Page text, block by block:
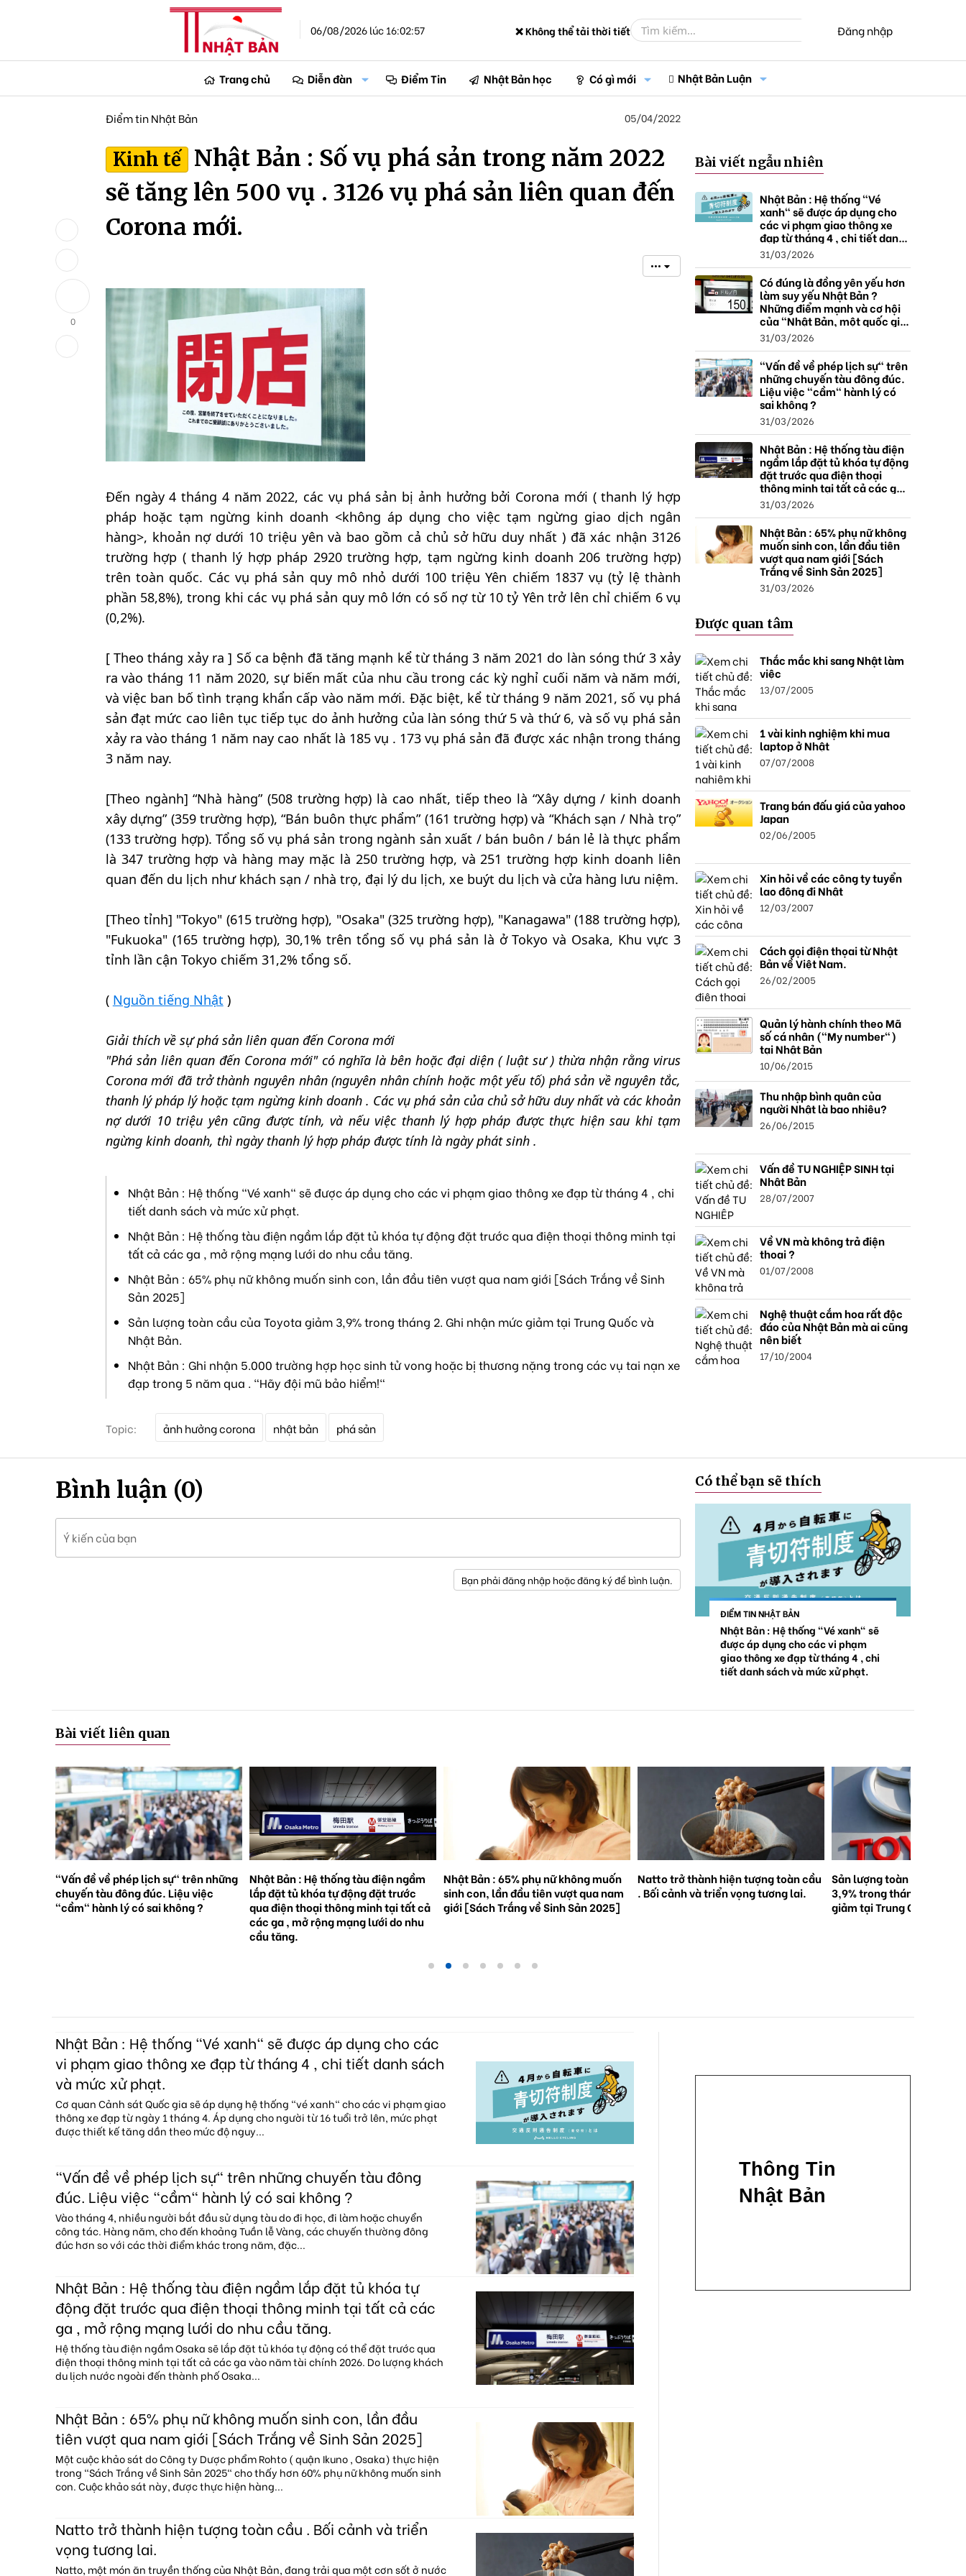
06/08/2026 lúc 16:02:57 ❌ Không thể tải thời tiết Đăng nhập
Trang chủ Diễn đàn Điểm Tin Nhật Bản học Có gì mới Nhật Bản Luận
0
Điểm tin Nhật Bản 05/04/2022
Kinh tế
Nhật Bản : Số vụ phá sản trong năm 2022
sẽ tăng lên 500 vụ . 3126 vụ phá sản liên quan đến
Corona mới.
•••
Đến ngày 4 tháng 4 năm 2022, các vụ phá sản bị ảnh hưởng bởi Corona mới ( thanh lý hợp
pháp hoặc tạm ngừng kinh doanh <không áp dụng cho việc tạm ngừng giao dịch ngân
hàng>, khoản nợ dưới 10 triệu yên và bao gồm cả chủ sở hữu duy nhất ) đã xác nhận 3126
trường hợp ( thanh lý hợp pháp 2920 trường hợp, tạm ngừng kinh doanh 206 trường hợp)
trên toàn quốc. Các vụ phá sản quy mô nhỏ dưới 100 triệu Yên chiếm 1837 vụ (tỷ lệ thành
phần 58,8%), trong khi các vụ phá sản quy mô lớn có số nợ từ 10 tỷ Yên trở lên chỉ chiếm 6 vụ
(0,2%).
[ Theo tháng xảy ra ] Số ca bệnh đã tăng mạnh kể từ tháng 3 năm 2021 do làn sóng thứ 3 xảy
ra vào tháng 11 năm 2020, sự biến mất của nhu cầu trong các kỳ nghỉ cuối năm và năm mới,
và việc ban bố tình trạng khẩn cấp vào năm mới. Đặc biệt, kể từ tháng 9 năm 2021, số vụ phá
sản đạt mức cao liên tục tiếp tục do ảnh hưởng của làn sóng thứ 5 và thứ 6, và số vụ phá sản
xảy ra vào tháng 1 năm nay cao nhất là 185 vụ . 173 vụ phá sản đã được xác nhận trong tháng
3 năm nay.
[Theo ngành] “Nhà hàng” (508 trường hợp) là cao nhất, tiếp theo là “Xây dựng / kinh doanh
xây dựng” (359 trường hợp), “Bán buôn thực phẩm” (161 trường hợp) và “Khách sạn / Nhà trọ”
(133 trường hợp). Tổng số vụ phá sản trong ngành sản xuất / bán buôn / bán lẻ là thực phẩm
là 347 trường hợp và hàng may mặc là 250 trường hợp, và 251 trường hợp kinh doanh liên
quan đến du lịch như khách sạn / nhà trọ, đại lý du lịch, xe buýt du lịch và cửa hàng lưu niệm.
[Theo tỉnh] "Tokyo" (615 trường hợp), "Osaka" (325 trường hợp), "Kanagawa" (188 trường hợp),
"Fukuoka" (165 trường hợp), 30,1% trên tổng số vụ phá sản là ở Tokyo và Osaka, Khu vực 3
tỉnh lần cận Tokyo chiếm 31,2% tổng số.
( Nguồn tiếng Nhật )
Giải thích về sự phá sản liên quan đến Corona mới
"Phá sản liên quan đến Corona mới" có nghĩa là bên hoặc đại diện ( luật sư ) thừa nhận rằng virus
Corona mới đã trở thành nguyên nhân (nguyên nhân chính hoặc một yếu tố) phá sản về nguyên tắc,
thanh lý pháp lý hoặc tạm ngừng kinh doanh . Các vụ phá sản của chủ sở hữu duy nhất và các khoản
nợ dưới 10 triệu yên cũng được tính, và nếu việc thanh lý hợp pháp được thực hiện sau khi tạm
ngừng kinh doanh, thì ngày thanh lý hợp pháp được tính là ngày phát sinh .
Nhật Bản : Hệ thống "Vé xanh" sẽ được áp dụng cho các vi phạm giao thông xe đạp từ tháng 4 , chi
tiết danh sách và mức xử phạt.
Nhật Bản : Hệ thống tàu điện ngầm lắp đặt tủ khóa tự động đặt trước qua điện thoại thông minh tại
tất cả các ga , mở rộng mạng lưới do nhu cầu tăng.
Nhật Bản : 65% phụ nữ không muốn sinh con, lần đầu tiên vượt qua nam giới [Sách Trắng về Sinh
Sản 2025]
Sản lượng toàn cầu của Toyota giảm 3,9% trong tháng 2. Ghi nhận mức giảm tại Trung Quốc và
Nhật Bản.
Nhật Bản : Ghi nhận 5.000 trường hợp học sinh tử vong hoặc bị thương nặng trong các vụ tai nạn xe
đạp trong 5 năm qua . "Hãy đội mũ bảo hiểm!"
Topic:
a
ảnh hưởng corona nhật bản phá sản
Bài viết ngẫu nhiên
Nhật Bản : Hệ thống "Vé
xanh" sẽ được áp dụng cho
các vi phạm giao thông xe
đạp từ tháng 4 , chi tiết danh
sách và mức xử phạt.
31/03/2026
Có đúng là đồng yên yếu hơn
làm suy yếu Nhật Bản ?
Những điểm mạnh và cơ hội
của "Nhật Bản, một quốc gia
thặng dư".
31/03/2026
"Vấn đề về phép lịch sự" trên
những chuyến tàu đông đúc.
Liệu việc "cầm" hành lý có
sai không ?
31/03/2026
Nhật Bản : Hệ thống tàu điện
ngầm lắp đặt tủ khóa tự động
đặt trước qua điện thoại
thông minh tại tất cả các ga ,
mở rộng mạng lưới do nhu
cầu tăng.
31/03/2026
Nhật Bản : 65% phụ nữ không
muốn sinh con, lần đầu tiên
vượt qua nam giới [Sách
Trắng về Sinh Sản 2025]
31/03/2026
Được quan tâm
Thắc mắc khi sang Nhật làm
việc
13/07/2005
1 vài kinh nghiệm khi mua
laptop ở Nhật
07/07/2008
Trang bán đấu giá của yahoo
Japan
02/06/2005
Xin hỏi về các công ty tuyển
lao động đi Nhật
12/03/2007
Cách gọi điện thọai từ Nhật
Bản về Việt Nam.
26/02/2005
Quản lý hành chính theo Mã
số cá nhân ("My number")
tại Nhật Bản
10/06/2015
Thu nhập bình quân của
người Nhật là bao nhiêu?
26/06/2015
Vấn đề TU NGHIỆP SINH tại
Nhật Bản
28/07/2007
Về VN mà không trả điện
thoại ?
01/07/2008
Nghệ thuật cắm hoa rất độc
đáo của Nhật Bản mà ai cũng
nên biết
17/10/2004
Bình luận (0)
Ý kiến của bạn
Bạn phải đăng nhập hoặc đăng ký để bình luận.
Có thể bạn sẽ thích
ĐIỂM TIN NHẬT BẢN
Nhật Bản : Hệ thống "Vé xanh" sẽ
được áp dụng cho các vi phạm
giao thông xe đạp từ tháng 4 , chi
tiết danh sách và mức xử phạt.
Bài viết liên quan
Nhật Bản : Hệ thống tàu điện ngầm
lắp đặt tủ khóa tự động đặt trước
qua điện thoại thông minh tại tất cả
Nhật Bản : 65% phụ nữ không muốn
sinh con, lần đầu tiên vượt qua nam
giới [Sách Trắng về Sinh Sản 2025]
Natto trở thành hiện tượng toàn cầu
. Bối cảnh và triển vọng tương lai.
Sản lượng toàn cầu của Toyota giảm
3,9% trong tháng 2. Ghi nhận mức
Nhật Bản : Ghi nhận
hợp học sinh tử vong
nặng trong các vụ tai nạn
Nhật Bản : Hệ thống "Vé xanh" sẽ được áp dụng cho các
vi phạm giao thông xe đạp từ tháng 4 , chi tiết danh sách
và mức xử phạt.
Cơ quan Cảnh sát Quốc gia sẽ áp dụng hệ thống "vé xanh" cho các vi phạm giao
thông xe đạp từ ngày 1 tháng 4. Áp dụng cho người từ 16 tuổi trở lên, mức phạt
được thiết kế tăng dần theo mức độ nguy...
"Vấn đề về phép lịch sự" trên những chuyến tàu đông
đúc. Liệu việc "cầm" hành lý có sai không ?
Vào tháng 4, nhiều người bắt đầu sử dụng tàu do đi học, đi làm hoặc chuyển
công tác. Hàng năm, cho đến khoảng Tuần lễ Vàng, các chuyến thường đông
đúc hơn so với các thời điểm khác trong năm, đặc...
Nhật Bản : Hệ thống tàu điện ngầm lắp đặt tủ khóa tự
động đặt trước qua điện thoại thông minh tại tất cả các
ga , mở rộng mạng lưới do nhu cầu tăng.
Hệ thống tàu điện ngầm Osaka sẽ lắp đặt tủ khóa tự động có thể đặt trước qua
điện thoại thông minh tại tất cả các ga vào năm tài chính 2026. Do lượng khách
du lịch nước ngoài đến thành phố Osaka...
Nhật Bản : 65% phụ nữ không muốn sinh con, lần đầu
tiên vượt qua nam giới [Sách Trắng về Sinh Sản 2025]
Một cuộc khảo sát do Công ty Dược phẩm Rohto ( quận Ikuno , Osaka) thực hiện
trong "Sách Trắng về Sinh Sản 2025" cho thấy hơn 60% phụ nữ không muốn sinh
con. Cuộc khảo sát này, được thực hiện hàng...
Natto trở thành hiện tượng toàn cầu . Bối cảnh và triển
vọng tương lai.
Natto, một món ăn truyền thống của Nhật Bản, đang trải qua một cơn sốt ở nước
Thông Tin
Nhật Bản